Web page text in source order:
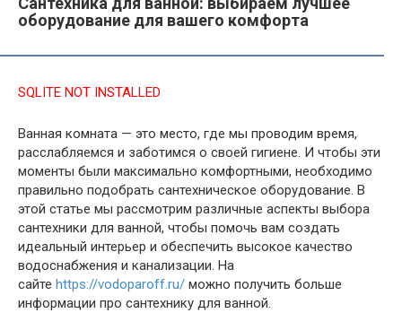
оборудование для вашего комфорта
SQLITE NOT INSTALLED
Ванная комната — это место, где мы проводим время,
расслабляемся и заботимся о своей гигиене. И чтобы эти
моменты были максимально комфортными, необходимо
правильно подобрать сантехническое оборудование. В
этой статье мы рассмотрим различные аспекты выбора
сантехники для ванной, чтобы помочь вам создать
идеальный интерьер и обеспечить высокое качество
водоснабжения и канализации. На
сайте https://vodoparoff.ru/ можно получить больше
информации про сантехнику для ванной.